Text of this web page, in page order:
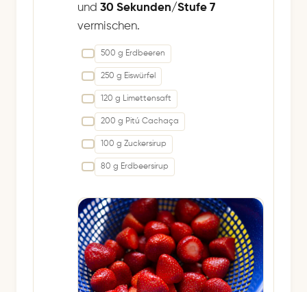
und 30 Sekunden/Stufe 7
vermischen.
500 g Erdbeeren
250 g Eiswürfel
120 g Limettensaft
200 g Pitú Cachaça
100 g Zuckersirup
80 g Erdbeersirup